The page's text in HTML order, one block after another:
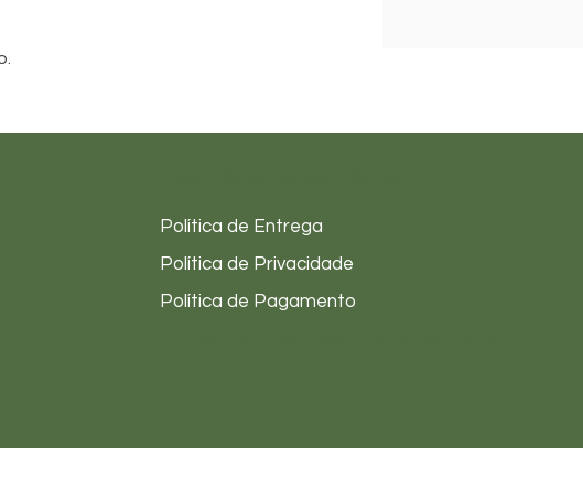
Política de Entrega
Política de Privacidade
Política de Pagamento